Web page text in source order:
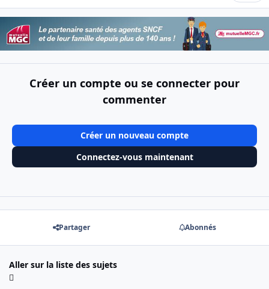
Créer un compte ou se connecter pour
commenter
Créer un nouveau compte
Connectez-vous maintenant
Partager Abonnés
Aller sur la liste des sujets